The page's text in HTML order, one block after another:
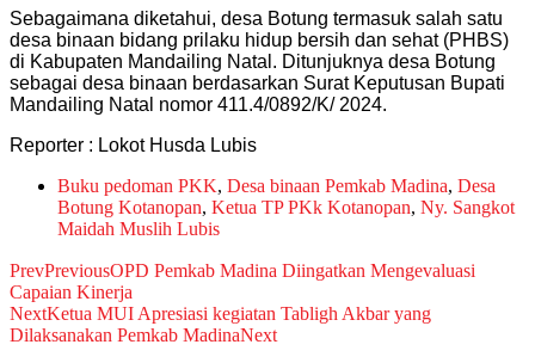
Sebagaimana diketahui, desa Botung termasuk salah satu
desa binaan bidang prilaku hidup bersih dan sehat (PHBS)
di Kabupaten Mandailing Natal. Ditunjuknya desa Botung
sebagai desa binaan berdasarkan Surat Keputusan Bupati
Mandailing Natal nomor 411.4/0892/K/ 2024.
Reporter : Lokot Husda Lubis
Buku pedoman PKK, Desa binaan Pemkab Madina, Desa
Botung Kotanopan, Ketua TP PKk Kotanopan, Ny. Sangkot
Maidah Muslih Lubis
PrevPreviousOPD Pemkab Madina Diingatkan Mengevaluasi
Capaian Kinerja
NextKetua MUI Apresiasi kegiatan Tabligh Akbar yang
Dilaksanakan Pemkab MadinaNext